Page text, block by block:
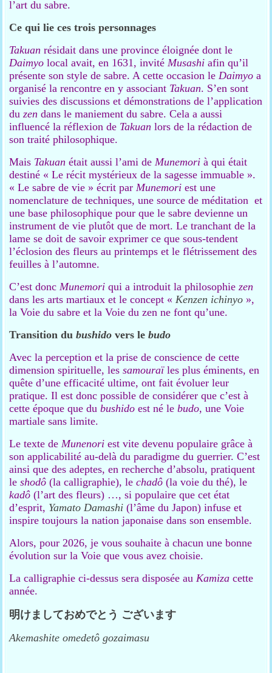
l’art du sabre.
Ce qui lie ces trois personnages
Takuan résidait dans une province éloignée dont le
Daimyo local avait, en 1631, invitéMusashi afin qu’il
présente son style de sabre. A cette occasion leDaimyo a
organisé la rencontre en y associant Takuan. S’en sont
suivies des discussions et démonstrations de l’application
duzen dans le maniement du sabre. Cela a aussi
influencé la réflexion de Takuan lors de la rédaction de
son traité philosophique.
Mais Takuan était aussi l’ami deMunemori à qui était
destiné « Le récit mystérieux de la sagesse immuable ».
« Le sabre de vie » écrit parMunemori est une
nomenclature de techniques, une source de méditation et
une base philosophique pour que le sabre devienne un
instrument de vie plutôt que de mort. Le tranchant de la
lame se doit de savoir exprimer ce que sous-tendent
l’éclosion des fleurs au printemps et le flétrissement des
feuilles à l’automne.
C’est doncMunemori qui a introduit la philosophiezen
dans les arts martiaux et le concept «Kenzen ichinyo »,
la Voie du sabre et la Voie du zen ne font qu’une.
Transition dubushidovers lebudo
Avec la perception et la prise de conscience de cette
dimension spirituelle, lessamouraïles plus éminents, en
quête d’une efficacité ultime, ont fait évoluer leur
pratique. Il est donc possible de considérer que c’est à
cette époque que dubushido est né lebudo, une Voie
martiale sans limite.
Le texte deMunenori est vite devenu populaire grâce à
son applicabilité au-delà du paradigme du guerrier. C’est
ainsi que des adeptes, en recherche d’absolu, pratiquent
leshodô (la calligraphie), lechadô (la voie du thé), le
kadô (l’art des fleurs) …, si populaire que cet état
d’esprit, Yamato Damashi (l’âme du Japon) infuse et
inspire toujours la nation japonaise dans son ensemble.
Alors, pour 2026, je vous souhaite à chacun une bonne
évolution sur la Voie que vous avez choisie.
La calligraphie ci-dessus sera disposée auKamiza cette
année.
明けましておめでとう ございます
Akemashite omedetô gozaimasu